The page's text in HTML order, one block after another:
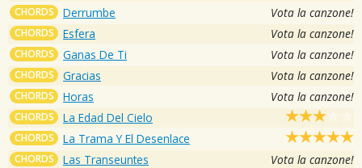
CHORDS Derrumbe Vota la canzone!
CHORDS Esfera Vota la canzone!
CHORDS Ganas De Ti Vota la canzone!
CHORDS Gracias Vota la canzone!
CHORDS Horas Vota la canzone!
CHORDS La Edad Del Cielo
CHORDS La Trama Y El Desenlace
CHORDS Las Transeuntes Vota la canzone!